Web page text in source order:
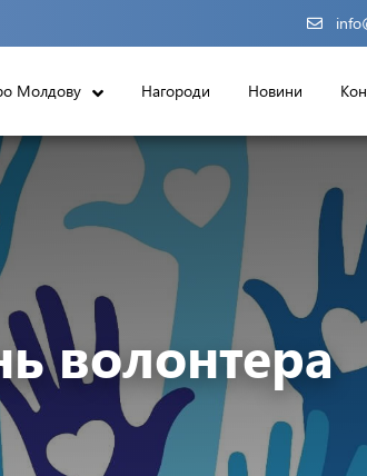
Молдову Нагороди Новини
волонтера